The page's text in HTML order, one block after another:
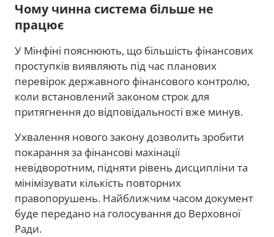
Чому чинна система більше не
працює
У Мінфіні пояснюють, що більшість фінансових
проступків виявляють під час планових
перевірок державного фінансового контролю,
коли встановлений законом строк для
притягнення до відповідальності вже минув.
Ухвалення нового закону дозволить зробити
покарання за фінансові махінації
невідворотним, підняти рівень дисципліни та
мінімізувати кількість повторних
правопорушень. Найближчим часом документ
буде передано на голосування до Верховної
Ради.